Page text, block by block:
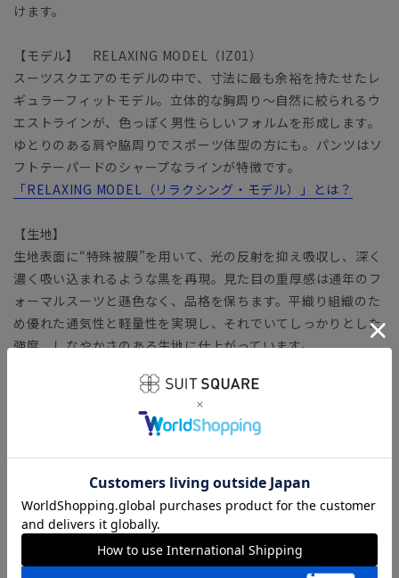
けます。
【モデル】 RELAXING MODEL（IZ01）
スーツスクエアのモデルの中で、寸法に最も余裕を持たせたレ
ギュラーフィットモデル。立体的な胸周り～自然に絞られるウ
エストラインが、色っぽく男性らしいフォルムを形成します。
ゆとりのある肩や脇周りでスポーツ体型の方にも。パンツはソ
フトテーパードのシャープなラインが特徴です。
「RELAXING MODEL（リラクシング・モデル）」とは？
【生地】
生地表面に“特殊被膜”を用いて、光の反射を抑え吸収し、深く
濃く吸い込まれるような黒を再現。見た目の重厚感は通年のフ
ォーマルスーツと遜色なく、品格を保ちます。平織り組織のた
め優れた通気性と軽量性を実現し、それでいてしっかりとした
強度、しなやかさのある生地に仕上がっています。
上しています。パンツの腰裏と腰ポケットの袋地にも、メッシ
ュ素材を使いべたつきや蒸れを防止。随所に暑さを解消する要
【生地ブランド】 NIKKE TEXTILE（ニッケテキスタイル）
日本を代表する老舗メーカーである、日本毛織株式会社の子会
社として2014年に設立。紡績・織絨・染色・整理と一貫生産
を行う工場をベースに、あらゆるテキスタイルコレクションを
世界中のファッション関係者に向け発信し続けています。